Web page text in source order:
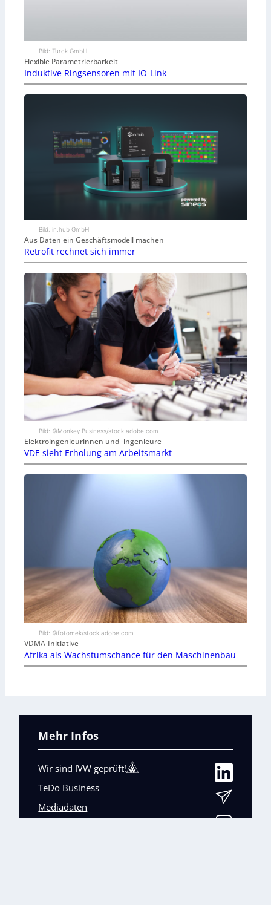
Bild: Turck GmbH
Flexible Parametrierbarkeit
Induktive Ringsensoren mit IO-Link
Bild: in.hub GmbH
Aus Daten ein Geschäftsmodell machen
Retrofit rechnet sich immer
Bild: ©Monkey Business/stock.adobe.com
Elektroingenieurinnen und -ingenieure
VDE sieht Erholung am Arbeitsmarkt
Bild: ©fotomek/stock.adobe.com
VDMA-Initiative
Afrika als Wachstumschance für den Maschinenbau
Mehr Infos
Wir sind IVW geprüft!
TeDo Business
Mediadaten